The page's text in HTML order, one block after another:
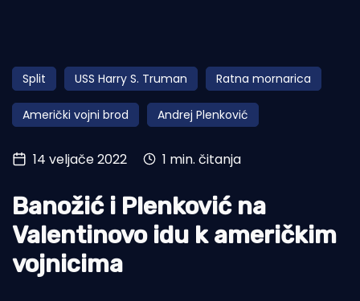
Obala
Otoci
Turizam i nautika
Pomorstvo
Ekologija
Tradicija i kultura
Split USS Harry S. Truman Ratna mornarica
Američki vojni brod Andrej Plenković
14 veljače 2022 1 min. čitanja
Banožić i Plenković na
Valentinovo idu k američkim
vojnicima